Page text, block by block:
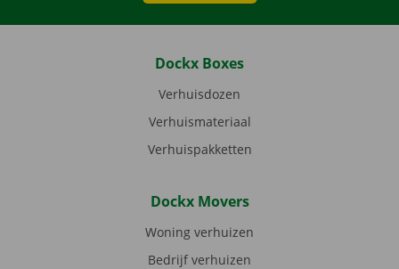
Dockx Boxes
Verhuisdozen
Verhuismateriaal
Verhuispakketten
Dockx Movers
Woning verhuizen
Bedrijf verhuizen